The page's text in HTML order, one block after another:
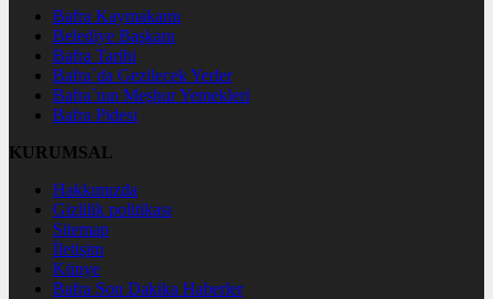
Bafra Kaymakamı
Belediye Başkanı
Bafra Tarihi
Bafra`da Gezilecek Yerler
Bafra`nın Meşhur Yemekleri
Bafra Pidesi
KURUMSAL
Hakkımızda
Gizlilik politikası
Sitemap
İletişim
Künye
Bafra Son Dakika Haberler